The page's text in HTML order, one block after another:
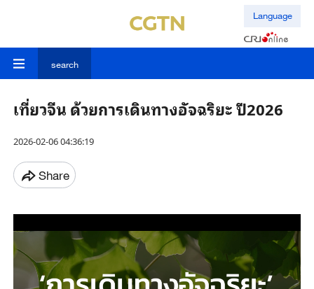
Language
search
เที่ยวจีน ด้วยการเดินทางอัจฉริยะ ปี2026
2026-02-06 04:36:19
Share